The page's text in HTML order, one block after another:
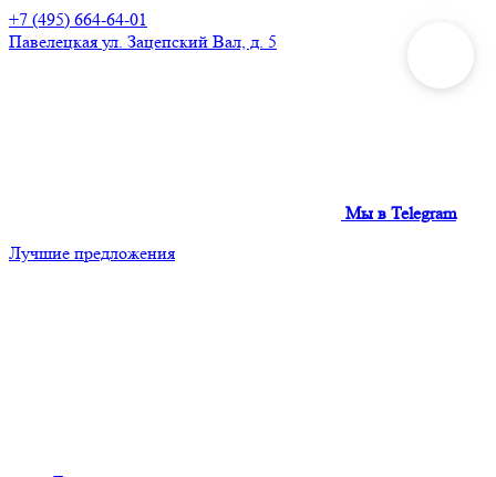
+7 (495) 664-64-01
Павелецкая ул. Зацепский Вал, д. 5
Мы в Telegram
Лучшие предложения